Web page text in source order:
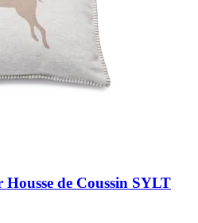
Housse de Coussin SYLT